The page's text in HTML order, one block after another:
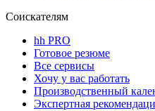
Соискателям
hh PRO
Готовое резюме
Все сервисы
Хочу у вас работать
Производственный
Экспертная